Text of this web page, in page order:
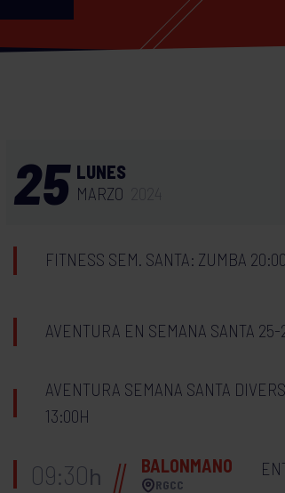
25 LUNES
MARZO
FITNESS SEM. SANTA: ZUMBA
AVENTURA EN SEMANA SANTA
AVENTURA SEMANA SANTA
13:00H
09:30h BALONMANO
RGCC